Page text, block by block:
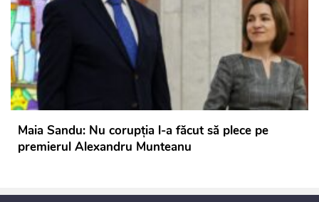
Maia Sandu: Nu corupția l-a făcut să plece pe
premierul Alexandru Munteanu